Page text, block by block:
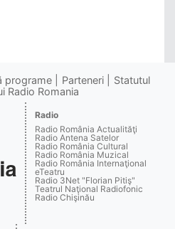
programe Parteneri
Statutul
Radio Romania
Radio
Radio România Actualităţi
Radio Antena Satelor
Radio România Cultural
Radio România Muzical
Radio România Internaţional
eTeatru
Radio 3Net "Florian Pitiş"
Teatrul Naţional Radiofonic
Radio Chişinău